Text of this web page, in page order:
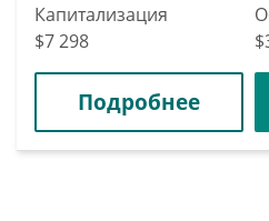
Капитализация
$7 298
Подробнее